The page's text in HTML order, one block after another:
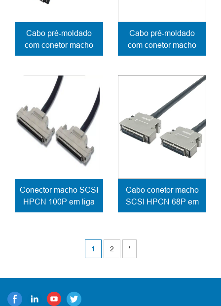
Cabo pré-moldado
com conetor macho
SCSI HPDB 68P,
Cabo pré-moldado
com conetor macho
SCSI HPDB 50P,
Conector macho SCSI
HPCN 100P em liga
de zinco fixação do
Cabo conetor macho
SCSI HPCN 68P em
liga de zinco Fecho
1 2 '